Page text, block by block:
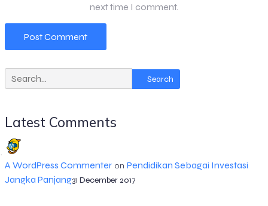
next time I comment.
Search
Latest Comments
A WordPress Commenter on Pendidikan Sebagai Investasi
Jangka Panjang31 December 2017